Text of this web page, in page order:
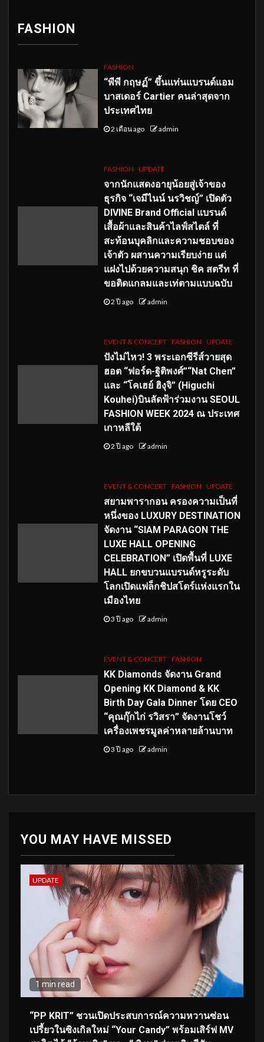
FASHION
FASHION
“พีพี กฤษฏ์” ขึ้นแท่นแบรนด์แอม
บาสเดอร์ Cartier คนล่าสุดจาก
ประเทศไทย
2 เดือน ago admin
FASHION UPDATE
จากนักแสดงอายุน้อยสู่เจ้าของ
ธุรกิจ “เจมีไนน์ นรวิชญ์” เปิดตัว
DIVINE Brand Official แบรนด์
เสื้อผ้าและสินค้าไลฟ์สไตล์ ที่
สะท้อนบุคลิกและความชอบของ
เจ้าตัว ผสานความเรียบง่าย แต่
แฝงไปด้วยความสนุก ชิค สตรีท ที่
ขอติดแกลมและเท่ตามแบบฉบับ
2 ปี ago admin
EVENT & CONCERT FASHION UPDATE
ปังไม่ไหว! 3 พระเอกซีรีส์วายสุด
ฮอต “ฟอร์ด-ฐิติพงศ์”“Nat Chen”
และ “โคเฮย์ ฮิงุจิ” (Higuchi
Kouhei)บินลัดฟ้าร่วมงาน SEOUL
FASHION WEEK 2024 ณ ประเทศ
เกาหลีใต้
2 ปี ago admin
EVENT & CONCERT FASHION UPDATE
สยามพารากอน ครองความเป็นที่
หนึ่งของ LUXURY DESTINATION
จัดงาน “SIAM PARAGON THE
LUXE HALL OPENING
CELEBRATION” เปิดพื้นที่ LUXE
HALL ยกขบวนแบรนด์หรูระดับ
โลกเปิดแฟล็กชิปสโตร์แห่งแรกใน
เมืองไทย
3 ปี ago admin
EVENT & CONCERT FASHION
KK Diamonds จัดงาน Grand
Opening KK Diamond & KK
Birth Day Gala Dinner โดย CEO
“คุณกุ๊กไก่ รวิสรา” จัดงานโชว์
เครื่องเพชรมูลค่าหลายล้านบาท
3 ปี ago admin
YOU MAY HAVE MISSED
UPDATE
1 min read
“PP KRIT” ชวนเปิดประสบการณ์ความหวานซ่อน
เปรี้ยวในซิงเกิลใหม่ “Your Candy” พร้อมเสิร์ฟ MV